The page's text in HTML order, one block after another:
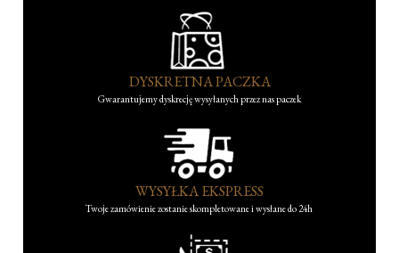
DYSKRETNA PACZKA
Gwarantujemy dyskrecję wysyłanych przez nas paczek
WYSYŁKA EKSPRESS
Twoje zamówienie zostanie skompletowane i wysłane do 24h